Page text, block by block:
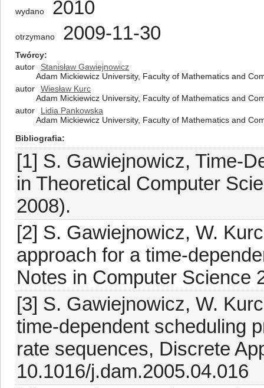
wydano 2010
otrzymano 2009-11-30
Twórcy
autor
Stanisław Gawiejnowicz
Adam Mickiewicz University, Faculty of Mathematics and
autor
Wiesław Kurc
Adam Mickiewicz University, Faculty of Mathematics and
autor
Lidia Pankowska
Adam Mickiewicz University, Faculty of Mathematics and
Bibliografia
[1] S. Gawiejnowicz, Time-
in Theoretical Computer
2008).
[2] S. Gawiejnowicz, W.
approach for a time-
Notes in Computer Science
[3] S. Gawiejnowicz, W.
time-dependent scheduling
rate sequences, Discrete
10.1016/j.dam.2005.04.016